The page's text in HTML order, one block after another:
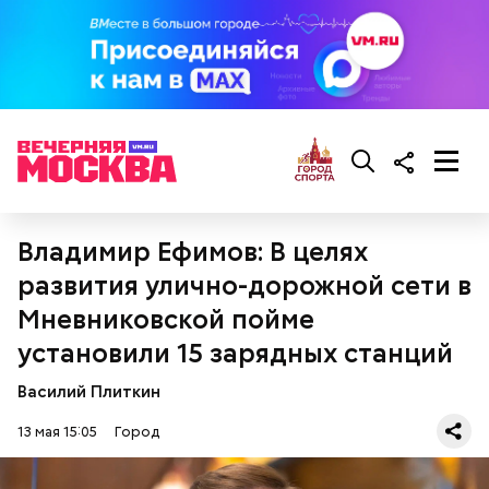
Владимир Ефимов: В целях
развития улично-дорожной сети в
Мневниковской пойме
установили 15 зарядных станций
Василий Плиткин
13 мая 15:05 Город
Реальные знания
изучают системы отопления, водоснабжения и
электротехнику на учебных стендах, которые
полностью повторяют инженерные конструкции
реальных зданий.
Кинопарк «Москино» — часть проекта мэра